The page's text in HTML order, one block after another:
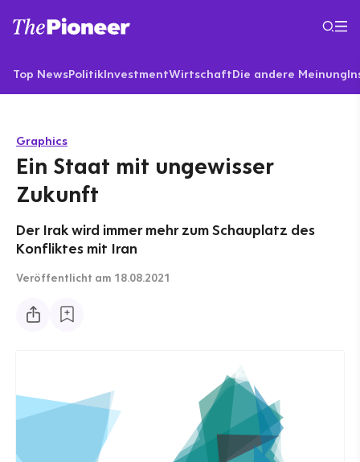
Top NewsPolitikInvestmentWirtschaftDie andere Meinung
Graphics
Ein Staat mit ungewisser
Zukunft
Der Irak wird immer mehr zum Schauplatz des
Konfliktes mit Iran
Veröffentlicht am 18.08.2021